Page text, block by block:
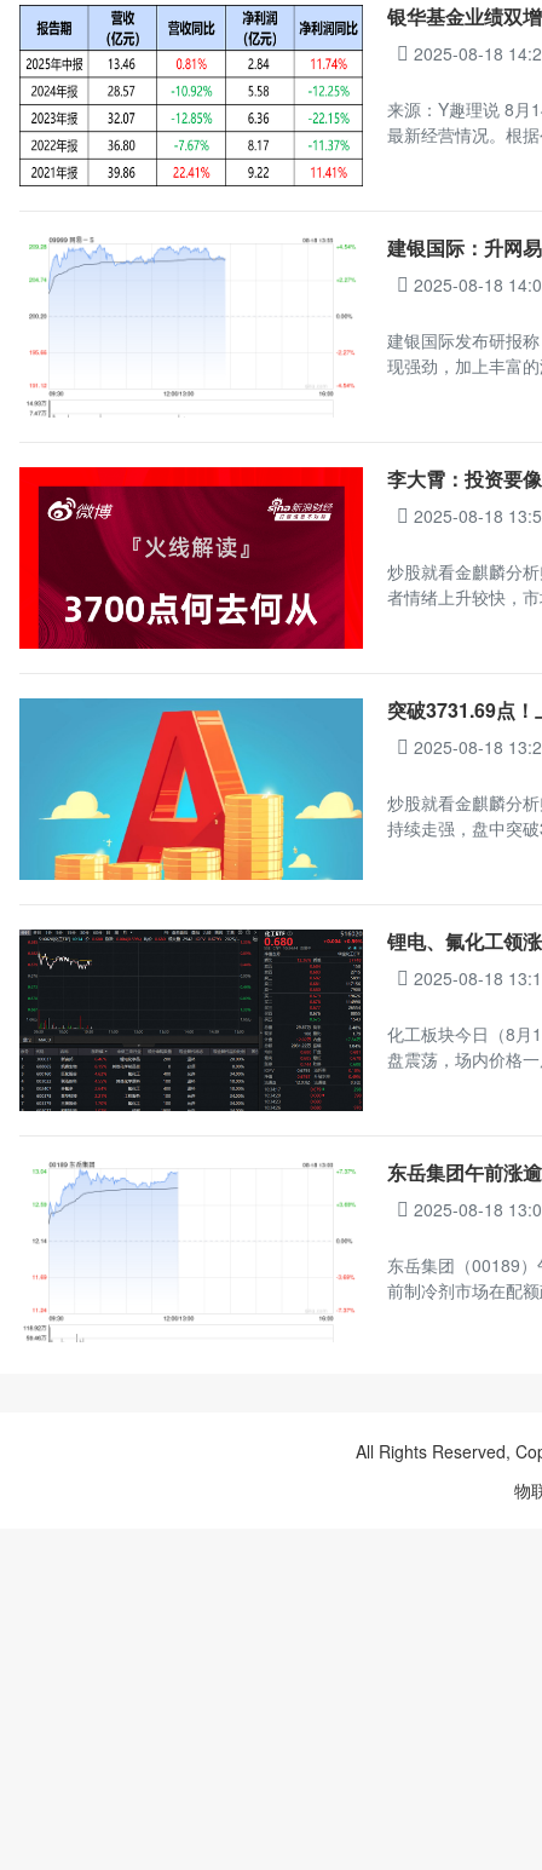
银华基金业绩双
2025-08-18
来源：Y趣理说 8月
最新经营情况。根
建银国际：升网
2025-08-18
建银国际发布研报
现强劲，加上丰富
李大霄：投资要
2025-08-18
炒股就看金麒麟分
者情绪上升较快，
突破3731.69点
2025-08-18
炒股就看金麒麟分
持续走强，盘中突
锂电、氟化工领
2025-08-18
化工板块今日（8月
盘震荡，场内价格
东岳集团午前涨
2025-08-18
东岳集团（00189
前制冷剂市场在配
All Rights Reserved,
物